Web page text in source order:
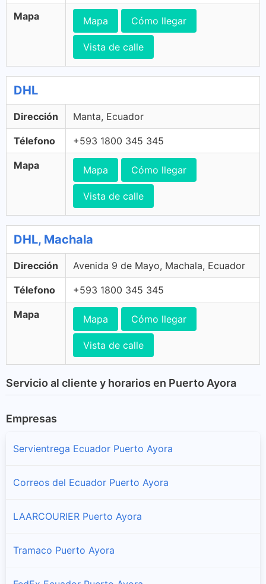
Mapa Mapa Cómo llegar
Vista de calle
DHL
Dirección Manta, Ecuador
Télefono +593 1800 345 345
Mapa Mapa Cómo llegar
Vista de calle
DHL, Machala
Dirección Avenida 9 de Mayo, Machala, Ecuador
Télefono +593 1800 345 345
Mapa Mapa Cómo llegar
Vista de calle
Servicio al cliente y horarios en Puerto Ayora
Empresas
Servientrega Ecuador Puerto Ayora
Correos del Ecuador Puerto Ayora
LAARCOURIER Puerto Ayora
Tramaco Puerto Ayora